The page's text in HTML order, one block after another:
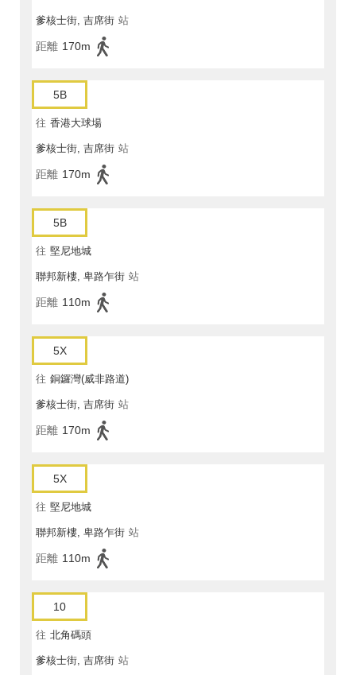
爹核士街, 吉席街 站
距離 170m
5B
往 香港大球場
爹核士街, 吉席街 站
距離 170m
5B
往 堅尼地城
聯邦新樓, 卑路乍街 站
距離 110m
5X
往 銅鑼灣(威非路道)
爹核士街, 吉席街 站
距離 170m
5X
往 堅尼地城
聯邦新樓, 卑路乍街 站
距離 110m
10
往 北角碼頭
爹核士街, 吉席街 站